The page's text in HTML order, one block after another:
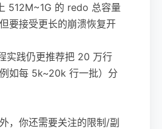
512M~1G 的 redo 总容量
要接受更长的崩溃恢复开
实践仍更推荐把 20 万行
如每 5k~20k 行一批）分
，你还需要关注的限制/副